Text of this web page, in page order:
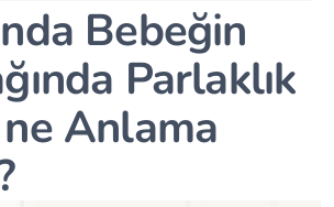
Bebeğin
Parlaklık
Anlama